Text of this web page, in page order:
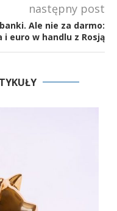
następny post
Ale nie za darmo:
euro w handlu z Rosją